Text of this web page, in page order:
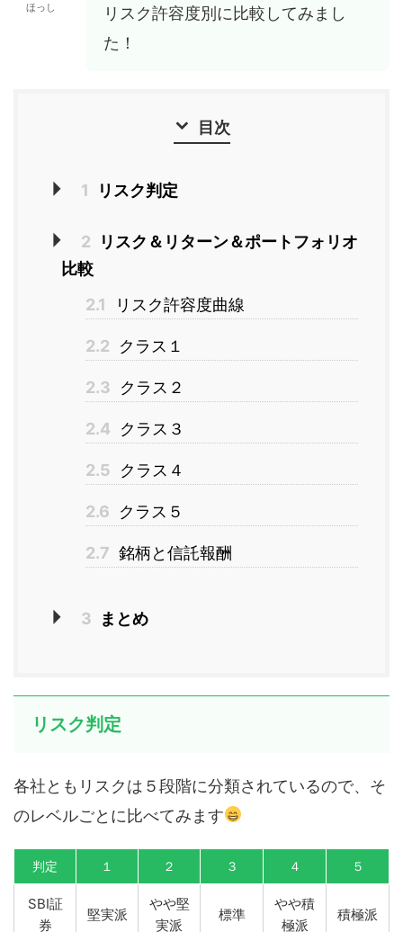
ほっし
リスク許容度別に比較してみまし
た！
目次
1 リスク判定
2
リスク＆リターン＆ポートフォリオ
比較
2.1
リスク許容度曲線
2.2 クラス１
2.3 クラス２
2.4 クラス３
2.5 クラス４
2.6 クラス５
2.7 銘柄と信託報酬
3 まとめ
リスク判定
各社ともリスクは５段階に分類されているので、そ
のレベルごとに比べてみます
判定 １ ２ ３ ４ ５
SBI証
券
堅実派
やや堅
実派
標準
やや積
極派
積極派